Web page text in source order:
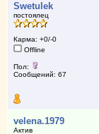
Swetulek
постоялец
Карма: +0/-0
Offline
Пол:
Сообщений: 67
velena.1979
Актив